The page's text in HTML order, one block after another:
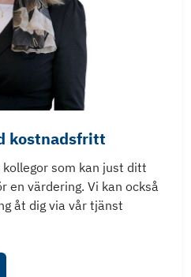
kostnadsfritt
som kan just ditt
en värdering. Vi kan också
åt dig via vår tjänst